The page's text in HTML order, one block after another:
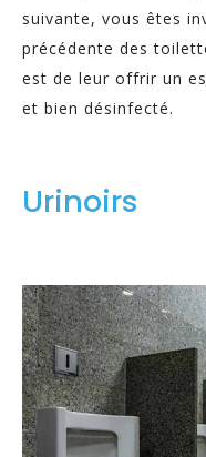
suivante, vous êtes
précédente des
est de leur offrir un
et bien désinfecté.
Urinoirs